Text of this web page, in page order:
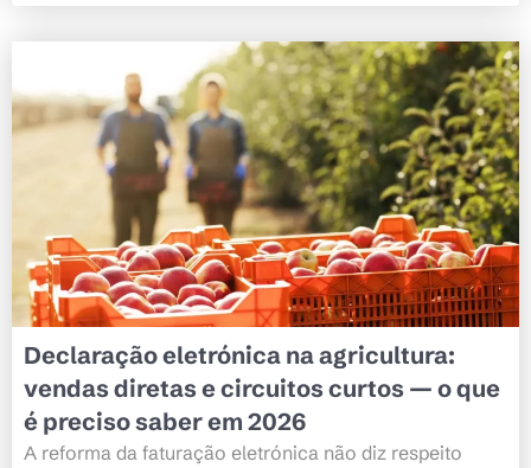
Declaração eletrónica na agricultura:
vendas diretas e circuitos curtos — o que
é preciso saber em 2026
A reforma da faturação eletrónica não diz respeito